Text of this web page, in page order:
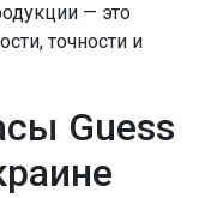
— это
точности и
Guess